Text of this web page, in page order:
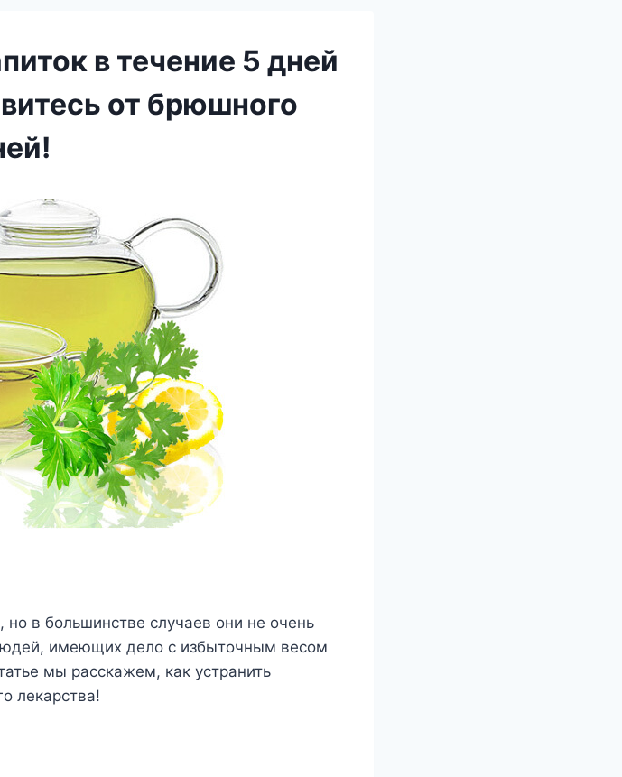
в течение 5 дней
от брюшного
в большинстве случаев они не очень
имеющих дело с избыточным весом
мы расскажем, как устранить
лекарства!